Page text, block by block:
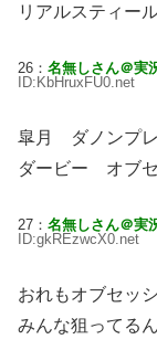
リアルスティー
26： 名無しさん＠実
ID:KbHruxFU0.net
皐月 ダノンプ
ダービー オブ
27： 名無しさん＠実
ID:gkREzwcX0.net
おれもオブセッ
みんな狙ってる